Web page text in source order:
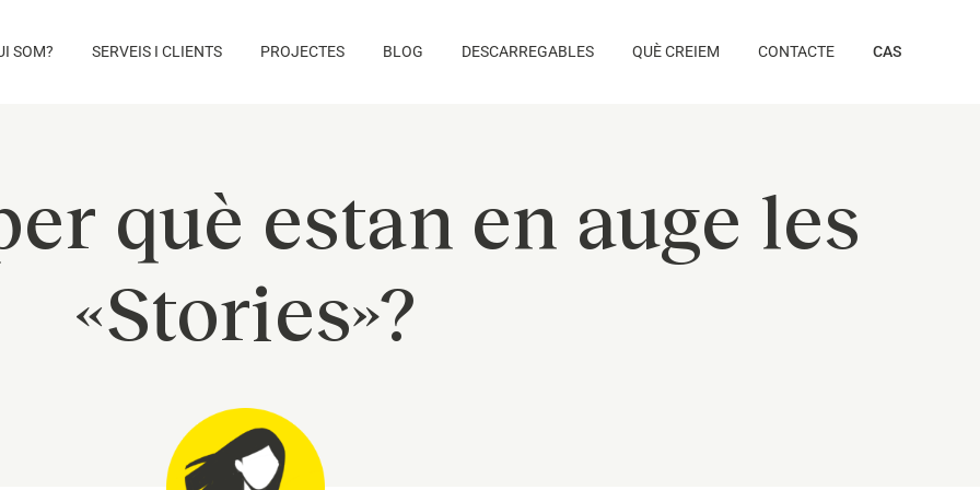
SOM? SERVEIS I CLIENTS PROJECTES BLOG DESCARREGABLES QUÈ CREIEM CONTACTE CAS
què estan en auge les
«Stories»?